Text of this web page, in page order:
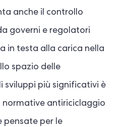
anche il controllo
governi e regolatori
in testa alla carica nella
spazio delle
sviluppi più significativi è
antiriciclaggio
pensate per le